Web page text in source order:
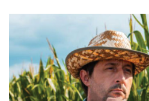
T
a
g
:
T